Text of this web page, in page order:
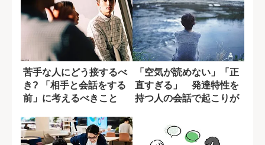
苦手な人にどう接するべ
き? 「相手と会話をする
前」に考えるべきこと
「空気が読めない」「正
直すぎる」 発達特性を
持つ人の会話で起こりが